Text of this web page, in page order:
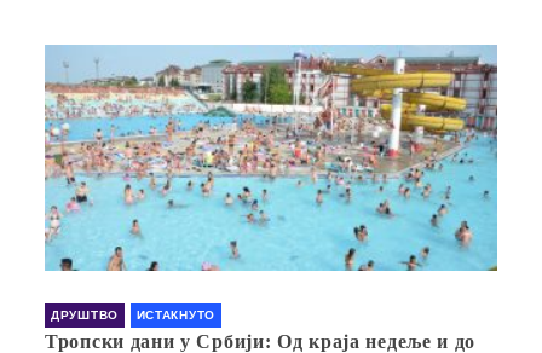
ДРУШТВО ИСТАКНУТО
Тропски дани у Србији: Од краја недеље и до